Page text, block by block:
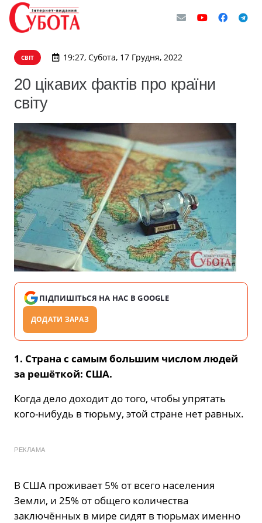
СВІТ 19:27, Субота, 17 Грудня, 2022
20 цікавих фактів про країни
світу
ПІДПИШІТЬСЯ НА НАС В GOOGLE
ДОДАТИ ЗАРАЗ
1. Страна с самым большим числом людей
за решёткой: США.
Когда дело доходит до того, чтобы упрятать
кого-нибудь в тюрьму, этой стране нет равных.
РЕКЛАМА
В США проживает 5% от всего населения
Земли, и 25% от общего количества
заключённых в мире сидят в тюрьмах именно